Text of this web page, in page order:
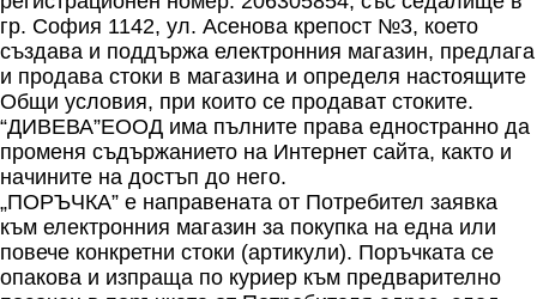
гр. София 1142, ул. Асенова крепост №3, което
създава и поддържа електронния магазин, предлага
и продава стоки в магазина и определя настоящите
Общи условия, при които се продават стоките.
“ДИВЕВА”ЕООД има пълните права едностранно да
променя съдържанието на Интернет сайта, както и
начините на достъп до него.
„ПОРЪЧКА” е направената от Потребител заявка
към електронния магазин за покупка на една или
повече конкретни стоки (артикули). Поръчката се
опакова и изпраща по куриер към предварително